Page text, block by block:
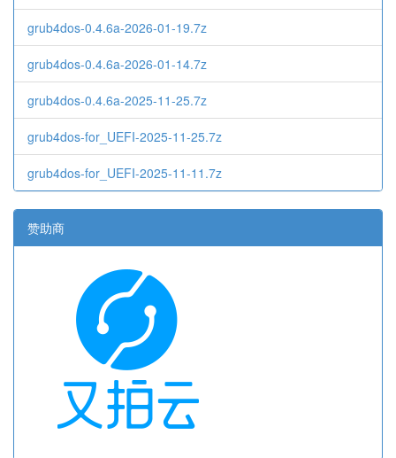
grub4dos-0.4.6a-2026-01-19.7z
grub4dos-0.4.6a-2026-01-14.7z
grub4dos-0.4.6a-2025-11-25.7z
grub4dos-for_UEFI-2025-11-25.7z
grub4dos-for_UEFI-2025-11-11.7z
赞助商